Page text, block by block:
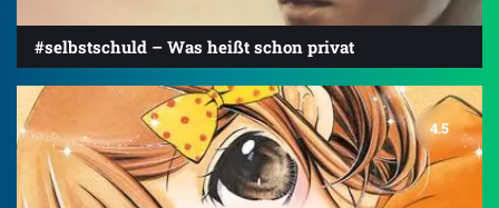
#selbstschuld – Was heißt schon privat
4.5